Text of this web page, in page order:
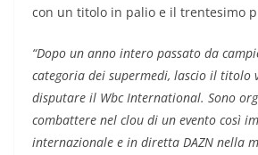
con un titolo in palio e il trentesimo
“Dopo un anno intero passato da
categoria dei supermedi, lascio il titolo
disputare il Wbc International. Sono
combattere nel clou di un evento così
internazionale e in diretta DAZN nella